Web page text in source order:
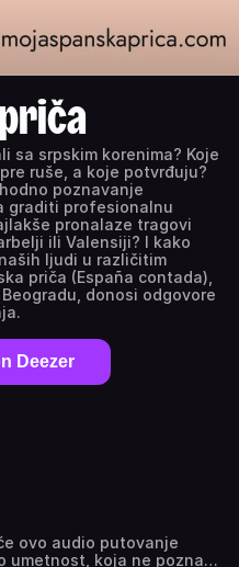
sa srpskim korenima? Koje
ruše, a koje potvrđuju?
poznavanje
graditi profesionalnu
pronalaze tragovi
ili Valensiji? I kako
ljudi u različitim
priča (España contada),
donosi odgovore
Deezer
ovo audio putovanje
umetnost, koja ne poznaje